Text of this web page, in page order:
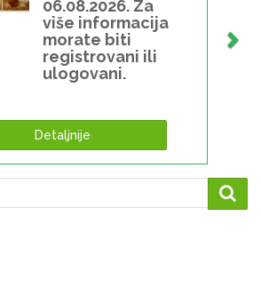
06.08.2026. Za
više informacija
morate biti
registrovani ili
ulogovani.
Detaljnije